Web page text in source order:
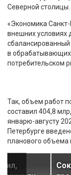
Северной столицы.
«Экономика
внешних условиях
в обрабатывающих
потребительском
Так, объем работ
составил 404,8
январю-августу
Петербурге
планового объема